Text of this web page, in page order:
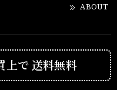
ABOUT
上で送料無料